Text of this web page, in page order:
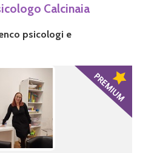
Calcinaia
psicologi e